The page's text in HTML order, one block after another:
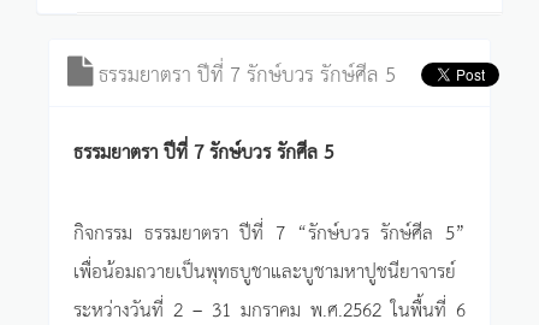
ธรรมยาตรา ปีที่ 7 รักษ์บวร รักษ์ศีล 5
ธรรมยาตรา ปีที่ 7 รักษ์บวร รักศีล 5
กิจกรรม ธรรมยาตรา ปีที่ 7 “รักษ์บวร รักษ์ศีล 5”
เพื่อน้อมถวายเป็นพุทธบูชาและบูชามหาปูชนียาจารย์
ระหว่างวันที่ 2 – 31 มกราคม พ.ศ.2562 ในพื้นที่ 6